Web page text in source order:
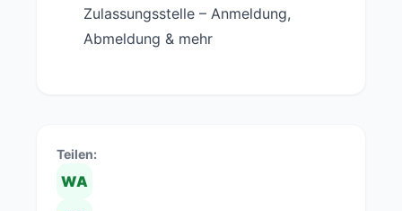
Zulassungsstelle – Anmeldung,
Abmeldung & mehr
Teilen:
WA